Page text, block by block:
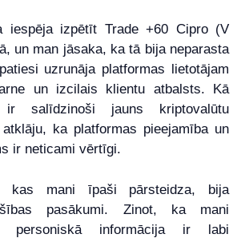
iespēja izpētīt Trade +60 Cipro (V
un man jāsaka, ka tā bija neparasta
uzrunāja platformas lietotājam
un izcilais klientu atbalsts. Kā
salīdzinoši jauns kriptovalūtu
ka platformas pieejamība un
ir neticami vērtīgi.
kas mani īpaši pārsteidza, bija
pasākumi. Zinot, ka mani
personiskā informācija ir labi